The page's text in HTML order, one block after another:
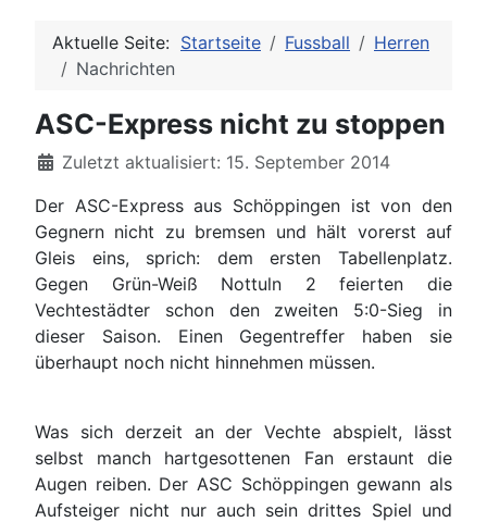
Aktuelle Seite: Startseite Fussball
Herren
Nachrichten
ASC-Express nicht zu stoppen
DetailsZuletzt aktualisiert: 15. September 2014
Der ASC-Express aus Schöppingen ist von den
Gegnern nicht zu bremsen und hält vorerst auf
Gleis eins, sprich: dem ersten Tabellenplatz.
Gegen Grün-Weiß Nottuln 2 feierten die
Vechtestädter schon den zweiten 5:0-Sieg in
dieser Saison. Einen Gegentreffer haben sie
überhaupt noch nicht hinnehmen müssen.
Was sich derzeit an der Vechte abspielt, lässt
selbst manch hartgesottenen Fan erstaunt die
Augen reiben. Der ASC Schöppingen gewann als
Aufsteiger nicht nur auch sein drittes Spiel und